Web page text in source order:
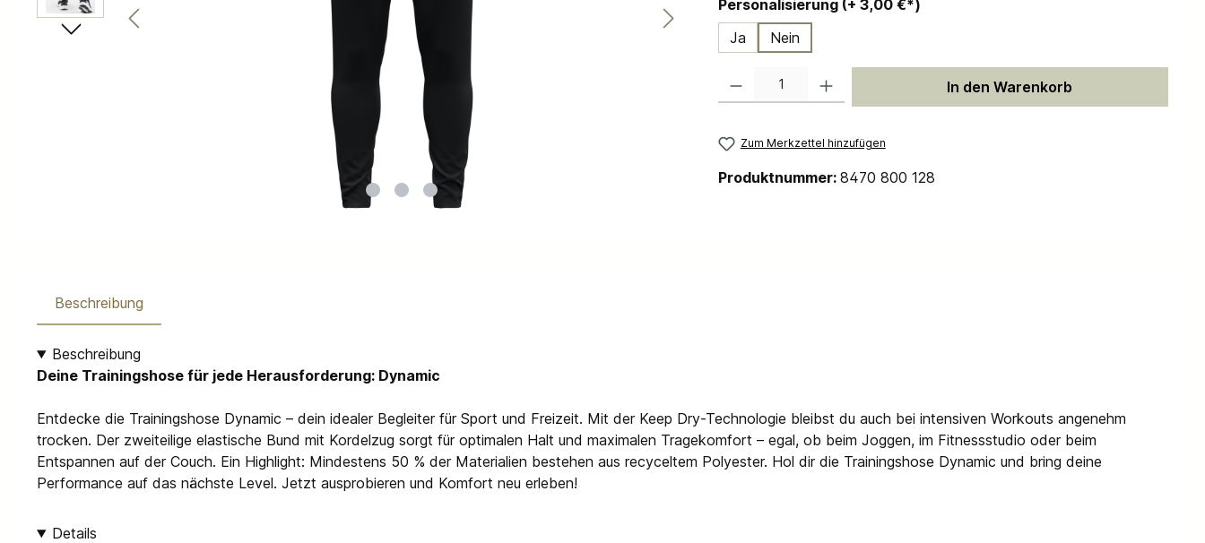
Personalisierung (+ 3,00 €*)auswählen
Ja
Nein
In den Warenkorb
Zum Merkzettel hinzufügen
Produktnummer: 8470 800 128
Beschreibung
Beschreibung
Deine Trainingshose für jede Herausforderung: Dynamic
Entdecke die Trainingshose Dynamic – dein idealer Begleiter für Sport und Freizeit. Mit der Keep Dry-Technologie bleibst du auch bei intensiven Workouts angenehm
trocken. Der zweiteilige elastische Bund mit Kordelzug sorgt für optimalen Halt und maximalen Tragekomfort – egal, ob beim Joggen, im Fitnessstudio oder beim
Entspannen auf der Couch. Ein Highlight: Mindestens 50 % der Materialien bestehen aus recyceltem Polyester. Hol dir die Trainingshose Dynamic und bring deine
Performance auf das nächste Level. Jetzt ausprobieren und Komfort neu erleben!
Details